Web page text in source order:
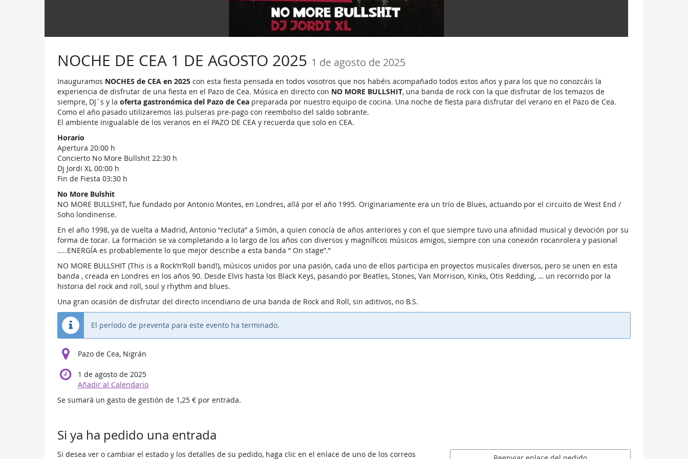
NOCHE DE CEA 1 DE AGOSTO 2025 1 de agosto de 2025
Inauguramos NOCHES de CEA en 2025 con esta fiesta pensada en todos vosotros que nos habéis acompañado todos estos años y para los que no conozcáis la
experiencia de disfrutar de una fiesta en el Pazo de Cea. Música en directo con NO MORE BULLSHIT, una banda de rock con la que disfrutar de los temazos de
siempre, DJ´s y la oferta gastronómica del Pazo de Cea preparada por nuestro equipo de cocina. Una noche de fiesta para disfrutar del verano en el Pazo de Cea.
Como el año pasado utilizaremos las pulseras pre-pago con reembolso del saldo sobrante.
El ambiente inigualable de los veranos en el PAZO DE CEA y recuerda que solo en CEA.
Horario
Apertura 20:00 h
Concierto No More Bullshit 22:30 h
Dj Jordi XL 00:00 h
Fin de Fiesta 03:30 h
No More Bulshit
NO MORE BULLSHIT, fue fundado por Antonio Montes, en Londres, allá por el año 1995. Originariamente era un trío de Blues, actuando por el circuito de West End /
Soho londinense.
En el año 1998, ya de vuelta a Madrid, Antonio “recluta” a Simón, a quien conocía de años anteriores y con el que siempre tuvo una afinidad musical y devoción por su
forma de tocar. La formación se va completando a lo largo de los años con diversos y magníficos músicos amigos, siempre con una conexión rocanrolera y pasional
…..ENERGÍA es probablemente lo que mejor describe a esta banda “ On stage”.”
NO MORE BULLSHIT (This is a Rock’n’Roll band!), músicos unidos por una pasión, cada uno de ellos participa en proyectos musicales diversos, pero se unen en esta
banda , creada en Londres en los años 90. Desde Elvis hasta los Black Keys, pasando por Beatles, Stones, Van Morrison, Kinks, Otis Redding, … un recorrido por la
historia del rock and roll, soul y rhythm and blues.
Una gran ocasión de disfrutar del directo incendiario de una banda de Rock and Roll, sin aditivos, no B.S.
El período de preventa para este evento ha terminado.
Pazo de Cea, Nigrán
1 de agosto de 2025
Añadir al Calendario
Se sumará un gasto de gestión de 1,25 € por entrada.
Si ya ha pedido una entrada
Si desea ver o cambiar el estado y los detalles de su pedido, haga clic en el enlace de uno de los correos